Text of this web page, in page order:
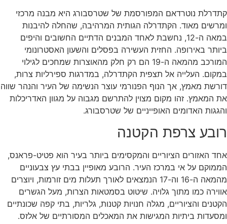
קתדרלת נוטרדאם המפורסמת של שטרסבורג היא מבנה מרכזי
ומרשים מאוד. הקתדרלה הגותית המרהיבה, שהחלה להיבנות
במאה ה-12, נחשבת לאחד המבנים הדתיים החשובים והיפים
ביותר באירופה. החזית העשירה בפסלים והשעון האסטרונומי
המורכב מהמאה ה-19 הם רק חלק מהאוצרות שמחכים לגילוי
במקום. העלייה אל תצפית הקתדרלה, במדרגות ספירליות צרות,
דורשת מאמץ, אך הנוף הפנורמי עוצר הנשימה של העיר והנהר שווה
את המאמץ. זהו מקום מצוין להתרשם מגבוה על מגוון האדריכלות
והגגות האדומים האופייניים של שטרסבורג.
רובע צרפת הקטנה
אחד האזורים הציוריים והמקסימים ביותר בעיר הוא פטיט-פראנס,
הממוקם על אי במרכז העיר. הרובע מאופיין בבתי עץ צבעוניים
מהמאה ה-16 וה-17 הנמצאים לאורך תעלות מים זורמות, ויוצרים
אווירה כמו מתוך גלויה. שיטוט בסמטאות הצרות, מעל הגשרים
הקטנים והציוריים, מגלה חנויות קטנות, גלריות, בתי קפה שכונתיים
ומסעדות ביתיות המגישות את המאכלים המסורתיים של אלזס.